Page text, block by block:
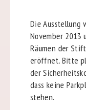
Die Ausstellung
November 2013
Räumen der
eröffnet. Bitte
der
dass keine
stehen.